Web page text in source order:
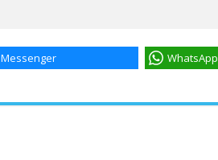
Messenger WhatsApp